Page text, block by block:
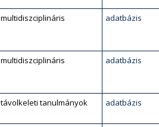
multidiszciplináris adatbázis
multidiszciplináris adatbázis
távolkeleti tanulmányok adatbázis